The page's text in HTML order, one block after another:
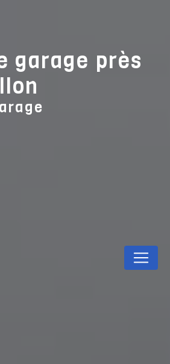
garage près